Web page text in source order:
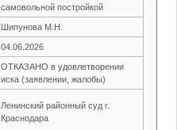
самовольной постройкой
Шипунова М.Н.
04.06.2026
ОТКАЗАНО в удовлетворении
иска (заявлении, жалобы)
Ленинский районный суд г.
Краснодара